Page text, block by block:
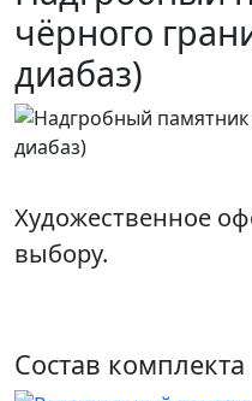
чёрного
диабаз)
Художественное
выбору.
Состав комплекта